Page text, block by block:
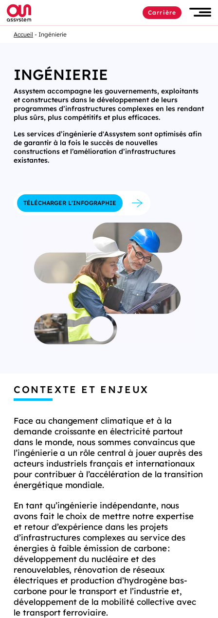
Carrière
Accueil Ingénierie
INGÉNIERIE
Assystem accompagne les gouvernements, exploitants
et constructeurs dans le développement de leurs
programmes d’infrastructures complexes en les rendant
plus sûrs, plus compétitifs et plus efficaces.
Les services d’ingénierie d'Assystem sont optimisés afin
de garantir à la fois le succès de nouvelles
constructions et l’amélioration d’infrastructures
existantes.
TÉLÉCHARGER L'INFOGRAPHIE
CONTEXTE ET ENJEUX
Face au changement climatique et à la
demande croissante en électricité partout
dans le monde, nous sommes convaincus que
l’ingénierie a un rôle central à jouer auprès des
acteurs industriels français et internationaux
pour contribuer à l’accélération de la transition
énergétique mondiale.
En tant qu’ingénierie indépendante, nous
avons fait le choix de mettre notre expertise
et retour d’expérience dans les projets
d’infrastructures complexes au service des
énergies à faible émission de carbone :
développement du nucléaire et des
renouvelables, rénovation de réseaux
électriques et production d’hydrogène bas-
carbone pour le transport et l’industrie et,
développement de la mobilité collective avec
le transport ferroviaire.